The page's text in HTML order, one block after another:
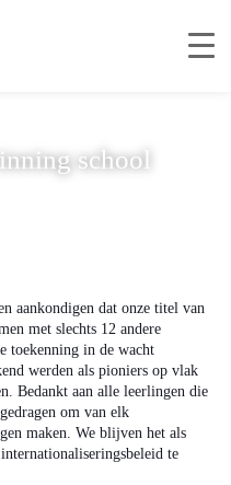
school
aankondigen dat onze titel van
met slechts 12 andere
toekenning in de wacht
werden als pioniers op vlak
Bedankt aan alle leerlingen die
om van elk
maken. We blijven het als
te